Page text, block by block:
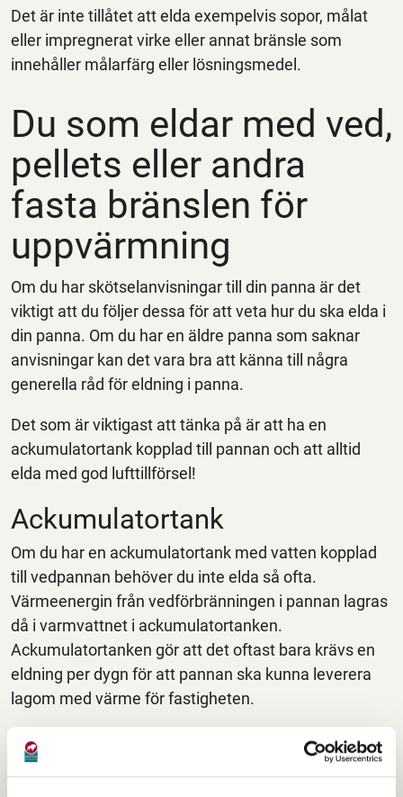
Det är inte tillåtet att elda exempelvis sopor, målat
eller impregnerat virke eller annat bränsle som
innehåller målarfärg eller lösningsmedel.
Du som eldar med ved,
pellets eller andra
fasta bränslen för
uppvärmning
Om du har skötselanvisningar till din panna är det
viktigt att du följer dessa för att veta hur du ska elda i
din panna. Om du har en äldre panna som saknar
anvisningar kan det vara bra att känna till några
generella råd för eldning i panna.
Det som är viktigast att tänka på är att ha en
ackumulatortank kopplad till pannan och att alltid
elda med god lufttillförsel!
Ackumulatortank
Om du har en ackumulatortank med vatten kopplad
till vedpannan behöver du inte elda så ofta.
Värmeenergin från vedförbränningen i pannan lagras
då i varmvattnet i ackumulatortanken.
Ackumulatortanken gör att det oftast bara krävs en
eldning per dygn för att pannan ska kunna leverera
lagom med värme för fastigheten.
Du som
"trivseleldar"